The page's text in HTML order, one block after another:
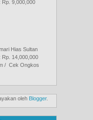
Rp. 9,000,000
Hias Sultan
Rp. 14,000,000
/ Cek Ongkos
oleh Blogger.